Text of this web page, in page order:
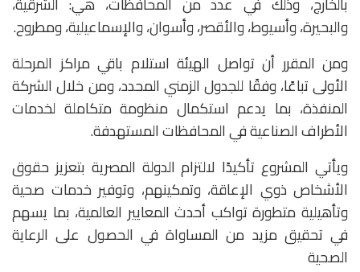
والبحيرة، وأسيوط، والأقصر، وأسوان، والإسماعيلية، ومطروح.
ومن المقرر أن تواصل الهيئة استلام باقي مراكز المرحلة
الأولى تباعًا، وفقًا للجدول الزمني المحدد، ومن خلال الشركة
المنفذة، بما يدعم استكمال منظومة متكاملة لخدمات
الأطراف الصناعية في المحافظات المستهدفة.
ويأتي المشروع تأكيدًا لالتزام الدولة المصرية بتعزيز حقوق
الأشخاص ذوي الإعاقة، وتمكينهم، وتوفير خدمات صحية
وتأهيلية متطورة تواكب أحدث المعايير العالمية، بما يسهم
في تحقيق مزيد من المساواة في الحصول على الرعاية
الصحية